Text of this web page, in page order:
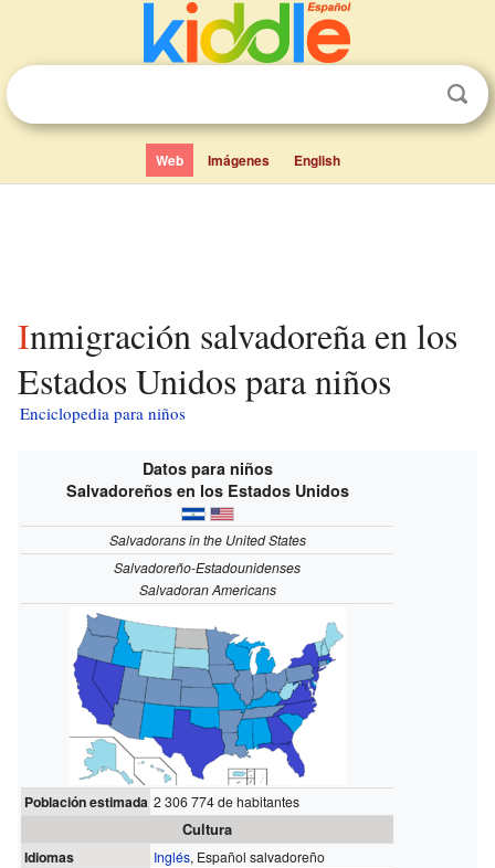
Web Imágenes English
Inmigración salvadoreña en los
Estados Unidos para niños
Enciclopedia para niños
Datos para niños
Salvadoreños en los Estados Unidos
Salvadorans in the United States
Salvadoreño-Estadounidenses
Salvadoran Americans
Población estimada 2 306 774 de habitantes
Cultura
Idiomas Inglés, Español salvadoreño